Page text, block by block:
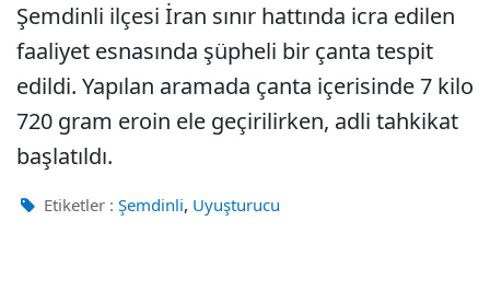
Şemdinli ilçesi İran sınır hattında icra edilen
faaliyet esnasında şüpheli bir çanta tespit
edildi. Yapılan aramada çanta içerisinde 7 kilo
720 gram eroin ele geçirilirken, adli tahkikat
başlatıldı.
Etiketler : Şemdinli, Uyuşturucu